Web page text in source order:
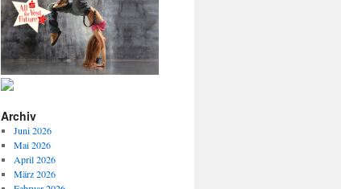
Archiv
Juni 2026
Mai 2026
April 2026
März 2026